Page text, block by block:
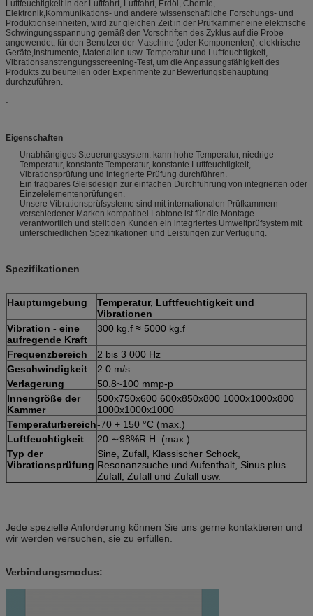
Luftfeuchtigkeit in der Luftfahrt, Luftfahrt, Erdöl, Chemie,
Elektronik,Kommunikations- und andere wissenschaftliche Forschungs- und
Produktionseinheiten, wird zur gleichen Zeit in der Prüfkammer eine elektrische
Schwingungsspannung gemäß den Vorschriften des Zyklus auf die Probe
angewendet, für den Benutzer der Maschine (oder Komponenten), elektrische
Geräte,Instrumente, Materialien usw. Temperatur und Luftfeuchtigkeit,
Vibrationsanstrengungsscreening-Test, um die Anpassungsfähigkeit des
Produkts zu beurteilen oder Experimente zur Bewertungsbehauptung
durchzuführen.
Eigenschaften
Unabhängiges Steuerungssystem: kann hohe Temperatur, niedrige
Temperatur, konstante Temperatur, konstante Luftfeuchtigkeit,
Vibrationsprüfung und integrierte Prüfung durchführen.
Ein tragbares Gleisdesign zur einfachen Durchführung von integrierten oder
Einzelelementenprüfungen.
Unsere Vibrationsprüfsysteme sind mit internationalen Prüfkammern
verschiedener Marken kompatibel.Labtone ist für die Montage
verantwortlich und stellt den Kunden ein integriertes Umweltprüfsystem mit
unterschiedlichen Spezifikationen und Leistungen zur Verfügung.
Spezifikationen
Hauptumgebung
Temperatur, Luftfeuchtigkeit und
Vibrationen
Vibration - eine
aufregende Kraft
300 kg.f ≈ 5000 kg.f
Frequenzbereich
2 bis 3 000 Hz
Geschwindigkeit
2.0 m/s
Verlagerung
50.8~100 mmp-p
Innengröße der
Kammer
500x750x600 600x850x800 1000x1000x800
1000x1000x1000
Temperaturbereich-70 + 150 °C (max.)
Luftfeuchtigkeit
20 ∼98%R.H. (max.)
Typ der
Vibrationsprüfung
Sine, Zufall, Klassischer Schock,
Resonanzsuche und Aufenthalt, Sinus plus
Zufall, Zufall und Zufall usw.
Jede spezielle Anforderung können Sie uns gerne kontaktieren und
wir werden versuchen, sie zu erfüllen.
Verbindungsmodus: